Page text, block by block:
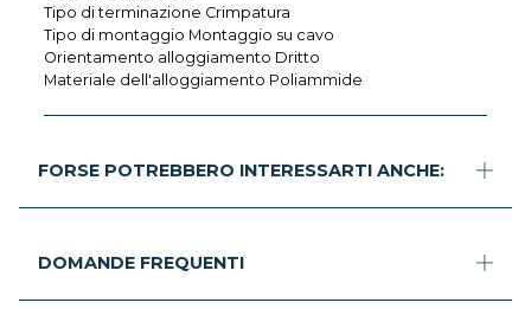
Tipo di terminazione Crimpatura
Tipo di montaggio Montaggio su cavo
Orientamento alloggiamento Dritto
Materiale dell'alloggiamento Poliammide
FORSE POTREBBERO INTERESSARTI ANCHE:
DOMANDE FREQUENTI